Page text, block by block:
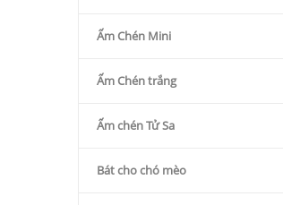
Ấm Chén Mini
Ấm Chén trắng
Ấm chén Tử Sa
Bát cho chó mèo